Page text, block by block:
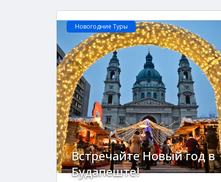
Новогодние Туры
Встречайте Новый год в
Будапеште!